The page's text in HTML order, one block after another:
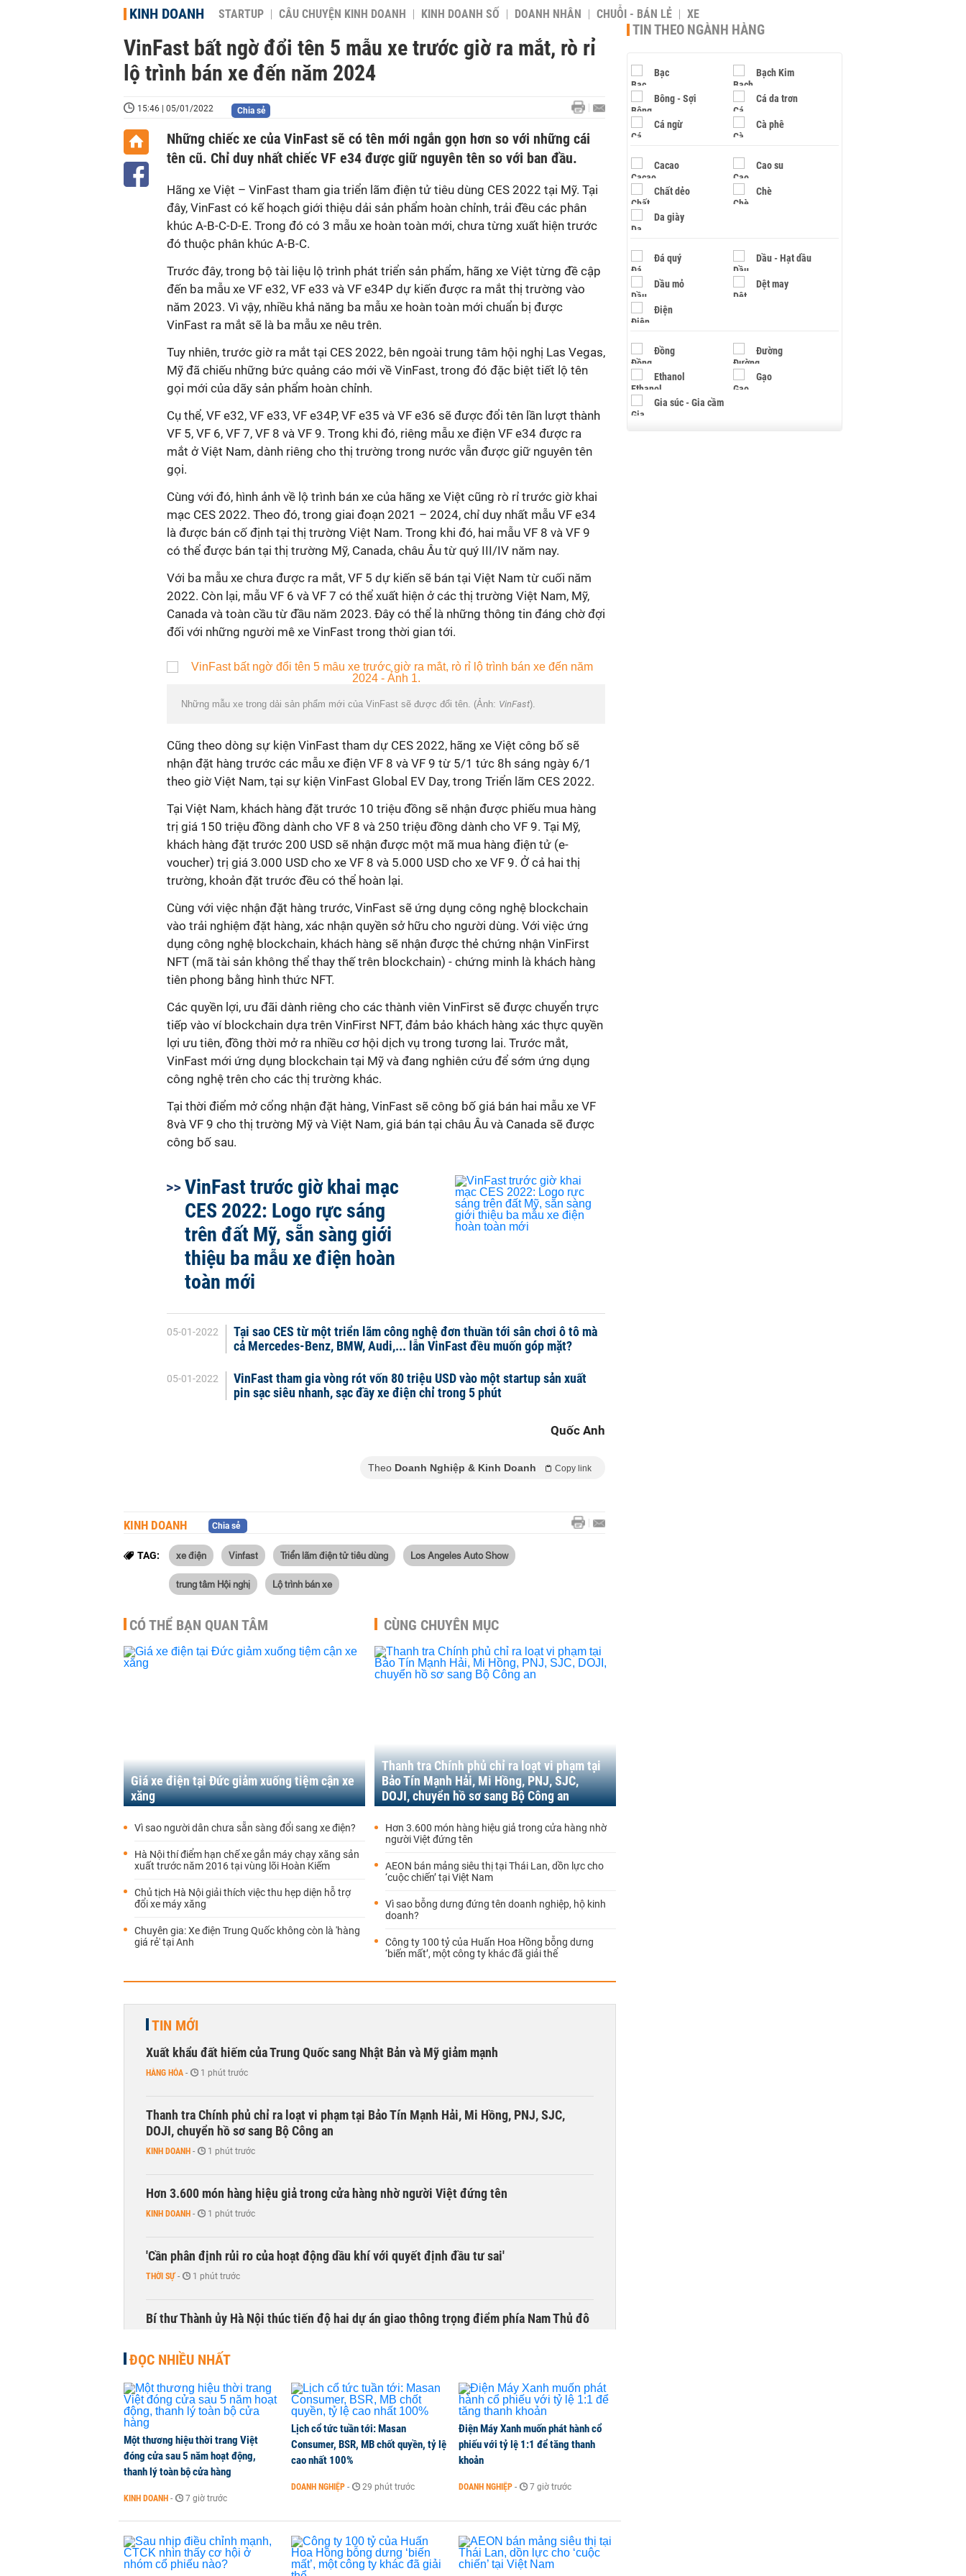
KINH DOANH STARTUP CÂU CHUYỆN KINH DOANH KINH DOANH SỐ DOANH NHÂN CHUỖI - BÁN LẺ XE
VinFast bất ngờ đổi tên 5 mẫu xe trước giờ ra mắt, rò rỉ
lộ trình bán xe đến năm 2024
15:46 | 05/01/2022 Chia sẻ
Những chiếc xe của VinFast sẽ có tên mới ngắn gọn hơn so với những cái
tên cũ. Chỉ duy nhất chiếc VF e34 được giữ nguyên tên so với ban đầu.
Hãng xe Việt – VinFast tham gia triển lãm điện tử tiêu dùng CES 2022 tại Mỹ. Tại
đây, VinFast có kế hoạch giới thiệu dải sản phẩm hoàn chỉnh, trải đều các phân
khúc A-B-C-D-E. Trong đó có 3 mẫu xe hoàn toàn mới, chưa từng xuất hiện trước
đó thuộc phân khúc A-B-C.
Trước đây, trong bộ tài liệu lộ trình phát triển sản phẩm, hãng xe Việt từng đề cập
đến ba mẫu xe VF e32, VF e33 và VF e34P dự kiến được ra mắt thị trường vào
năm 2023. Vì vậy, nhiều khả năng ba mẫu xe hoàn toàn mới chuẩn bị được
VinFast ra mắt sẽ là ba mẫu xe nêu trên.
Tuy nhiên, trước giờ ra mắt tại CES 2022, bên ngoài trung tâm hội nghị Las Vegas,
Mỹ đã chiếu những bức quảng cáo mới về VinFast, trong đó đặc biệt tiết lộ tên
gọi mới của dãy sản phẩm hoàn chỉnh.
Cụ thể, VF e32, VF e33, VF e34P, VF e35 và VF e36 sẽ được đổi tên lần lượt thành
VF 5, VF 6, VF 7, VF 8 và VF 9. Trong khi đó, riêng mẫu xe điện VF e34 được ra
mắt ở Việt Nam, dành riêng cho thị trường trong nước vẫn được giữ nguyên tên
gọi.
Cùng với đó, hình ảnh về lộ trình bán xe của hãng xe Việt cũng rò rỉ trước giờ khai
mạc CES 2022. Theo đó, trong giai đoạn 2021 – 2024, chỉ duy nhất mẫu VF e34
là được bán cố định tại thị trường Việt Nam. Trong khi đó, hai mẫu VF 8 và VF 9
có thể được bán tại thị trường Mỹ, Canada, châu Âu từ quý III/IV năm nay.
Với ba mẫu xe chưa được ra mắt, VF 5 dự kiến sẽ bán tại Việt Nam từ cuối năm
2022. Còn lại, mẫu VF 6 và VF 7 có thể xuất hiện ở các thị trường Việt Nam, Mỹ,
Canada và toàn cầu từ đầu năm 2023. Đây có thể là những thông tin đáng chờ đợi
đối với những người mê xe VinFast trong thời gian tới.
Những mẫu xe trong dải sản phẩm mới của VinFast sẽ được đổi tên. (Ảnh: VinFast).
Cũng theo dòng sự kiện VinFast tham dự CES 2022, hãng xe Việt công bố sẽ
nhận đặt hàng trước các mẫu xe điện VF 8 và VF 9 từ 5/1 tức 8h sáng ngày 6/1
theo giờ Việt Nam, tại sự kiện VinFast Global EV Day, trong Triển lãm CES 2022.
Tại Việt Nam, khách hàng đặt trước 10 triệu đồng sẽ nhận được phiếu mua hàng
trị giá 150 triệu đồng dành cho VF 8 và 250 triệu đồng dành cho VF 9. Tại Mỹ,
khách hàng đặt trước 200 USD sẽ nhận được một mã mua hàng điện tử (e-
voucher) trị giá 3.000 USD cho xe VF 8 và 5.000 USD cho xe VF 9. Ở cả hai thị
trường, khoản đặt trước đều có thể hoàn lại.
Cùng với việc nhận đặt hàng trước, VinFast sẽ ứng dụng công nghệ blockchain
vào trải nghiệm đặt hàng, xác nhận quyền sở hữu cho người dùng. Với việc ứng
dụng công nghệ blockchain, khách hàng sẽ nhận được thẻ chứng nhận VinFirst
NFT (mã tài sản không thể thay thế trên blockchain) - chứng minh là khách hàng
tiên phong bằng hình thức NFT.
Các quyền lợi, ưu đãi dành riêng cho các thành viên VinFirst sẽ được chuyển trực
tiếp vào ví blockchain dựa trên VinFirst NFT, đảm bảo khách hàng xác thực quyền
lợi ưu tiên, đồng thời mở ra nhiều cơ hội dịch vụ trong tương lai. Trước mắt,
VinFast mới ứng dụng blockchain tại Mỹ và đang nghiên cứu để sớm ứng dụng
công nghệ trên cho các thị trường khác.
Tại thời điểm mở cổng nhận đặt hàng, VinFast sẽ công bố giá bán hai mẫu xe VF
8và VF 9 cho thị trường Mỹ và Việt Nam, giá bán tại châu Âu và Canada sẽ được
công bố sau.
VinFast trước giờ khai mạc
CES 2022: Logo rực sáng
trên đất Mỹ, sẵn sàng giới
thiệu ba mẫu xe điện hoàn
toàn mới
05-01-2022
Tại sao CES từ một triển lãm công nghệ đơn thuần tới sân chơi ô tô mà
cả Mercedes-Benz, BMW, Audi,... lẫn VinFast đều muốn góp mặt?
05-01-2022
VinFast tham gia vòng rót vốn 80 triệu USD vào một startup sản xuất
pin sạc siêu nhanh, sạc đầy xe điện chỉ trong 5 phút
Quốc Anh
Theo Doanh Nghiệp & Kinh Doanh Copy link
KINH DOANH Chia sẻ
TAG: xe điện Vinfast Triển lãm điện tử tiêu dùng Los Angeles Auto Show
trung tâm Hội nghị Lộ trình bán xe
CÓ THỂ BẠN QUAN TÂM
Giá xe điện tại Đức giảm xuống tiệm cận xe
xăng
Vì sao người dân chưa sẵn sàng đổi sang xe điện?
Hà Nội thí điểm hạn chế xe gắn máy chạy xăng sản
xuất trước năm 2016 tại vùng lõi Hoàn Kiếm
Chủ tịch Hà Nội giải thích việc thu hẹp diện hỗ trợ
đổi xe máy xăng
Chuyên gia: Xe điện Trung Quốc không còn là 'hàng
giá rẻ' tại Anh
CÙNG CHUYÊN MỤC
Thanh tra Chính phủ chỉ ra loạt vi phạm tại
Bảo Tín Mạnh Hải, Mi Hồng, PNJ, SJC,
DOJI, chuyển hồ sơ sang Bộ Công an
Hơn 3.600 món hàng hiệu giả trong cửa hàng nhờ
người Việt đứng tên
AEON bán mảng siêu thị tại Thái Lan, dồn lực cho
‘cuộc chiến’ tại Việt Nam
Vì sao bỗng dưng đứng tên doanh nghiệp, hộ kinh
doanh?
Công ty 100 tỷ của Huấn Hoa Hồng bỗng dưng
‘biến mất’, một công ty khác đã giải thể
TIN MỚI
Xuất khẩu đất hiếm của Trung Quốc sang Nhật Bản và Mỹ giảm mạnh
HÀNG HÓA - 1 phút trước
Thanh tra Chính phủ chỉ ra loạt vi phạm tại Bảo Tín Mạnh Hải, Mi Hồng, PNJ, SJC,
DOJI, chuyển hồ sơ sang Bộ Công an
KINH DOANH - 1 phút trước
Hơn 3.600 món hàng hiệu giả trong cửa hàng nhờ người Việt đứng tên
KINH DOANH - 1 phút trước
'Cần phân định rủi ro của hoạt động dầu khí với quyết định đầu tư sai'
THỜI SỰ - 1 phút trước
Bí thư Thành ủy Hà Nội thúc tiến độ hai dự án giao thông trọng điểm phía Nam Thủ đô
CEO Viettel Store: Smartphone AI và thiết bị gập đang định hình xu hướng nâng cấp
của người dùng
CHUYỂN ĐỘNG THỊ TRƯỜNG - 1 phút trước
Chuyên gia quốc tế đánh giá tích cực về tiền đồng của Việt Nam
TÀI CHÍNH 1 phút trước
Ngân hàng Trung ương Trung Quốc mua thêm 20 tấn vàng trong tháng 7
HÀNG HÓA - 1 phút trước
ĐỌC NHIỀU NHẤT
Một thương hiệu thời trang Việt
đóng cửa sau 5 năm hoạt động,
thanh lý toàn bộ cửa hàng
KINH DOANH - 7 giờ trước
Lịch cổ tức tuần tới: Masan
Consumer, BSR, MB chốt quyền, tỷ lệ
cao nhất 100%
DOANH NGHIỆP - 29 phút trước
Điện Máy Xanh muốn phát hành cổ
phiếu với tỷ lệ 1:1 để tăng thanh
khoản
DOANH NGHIỆP - 7 giờ trước
TIN THEO NGÀNH HÀNG
Bạc Bạch Kim
Bông - Sợi Cá da trơn
Cá ngừ Cà phê
Cacao Cao su
Chất dẻo Chè
Da giày
Đá quý Dầu - Hạt dầu
Dầu mỏ Dệt may
Điện
Đồng Đường
Ethanol Gạo
Gia súc - Gia cầm